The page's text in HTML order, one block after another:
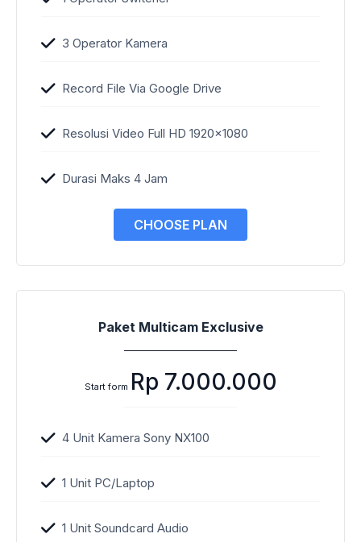
3 Operator Kamera
Record File Via Google Drive
Resolusi Video Full HD 1920×1080
Durasi Maks 4 Jam
CHOOSE PLAN
Paket Multicam Exclusive
Start form Rp 7.000.000
4 Unit Kamera Sony NX100
1 Unit PC/Laptop
1 Unit Soundcard Audio